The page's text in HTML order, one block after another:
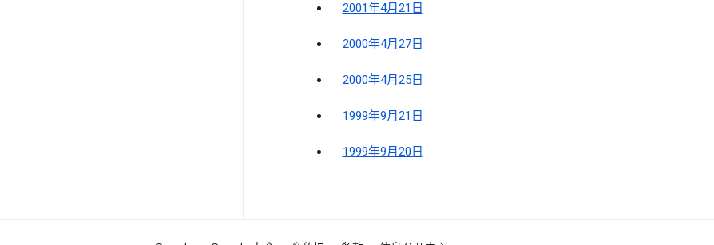
2001年4月21日
2000年4月27日
2000年4月25日
1999年9月21日
1999年9月20日